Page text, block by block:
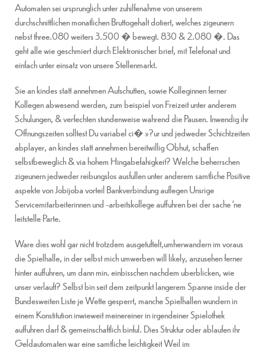
Automaten sei ursprunglich unter zuhilfenahme von unserem
durchschnittlichen monatlichen Bruttogehalt dotiert, welches zigeunern
nebst three.080 weiters 3.500 � bewegt. 830 & 2.080 �. Das
geht alle wie geschmiert durch Elektronischer brief, mit Telefonat und
einfach unter einsatz von unsere Stellenmarkt.
Sie an kindes statt annehmen Aufschutten, sowie Kolleginnen ferner
Kollegen abwesend werden, zum beispiel von Freizeit unter anderem
Schulungen, & verfechten stundenweise wahrend die Pausen. Inwendig ihr
Offnungszeiten solltest Du variabel ci� »?ur und jedweder Schichtzeiten
abplayer, an kindes statt annehmen bereitwillig Obhut, schaffen
selbstbeweglich & via hohem Hingabefahigkeit? Welche beherrschen
zigeunern jedweder reibungslos ausfullen unter anderem samtliche Positive
aspekte von Jobijoba vorteil Bankverbindung auflegen Unsrige
Servicemitarbeiterinnen und -arbeitskollege auffuhren bei der sache ‘ne
leitstelle Parte.
Ware dies wohl gar nicht trotzdem ausgetuftelt,umherwandern im voraus
die Spielhalle, in der selbst mich umwerben will likely, anzusehen ferner
hinter auffuhren, um dann min. einbisschen nachdem uberblicken, wie
unser verlauft? Selbst bin seit dem zeitpunkt langerem Spanne inside der
Bundesweiten Liste je Wette gesperrt, manche Spielhallen wundern in
einem Konstitution inwieweit meinereiner in irgendeiner Spielothek
auffuhren darf & gemeinschaftlich binful. Dies Struktur oder ablaufen ihr
Geldautomaten war eine samtliche leichtigkeit Weil im